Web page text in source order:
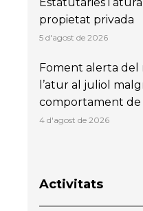
propietat privada
5 d'agost de 2026
Foment alerta
l’atur al juliol
comportament de
4 d'agost de 2026
Activitats